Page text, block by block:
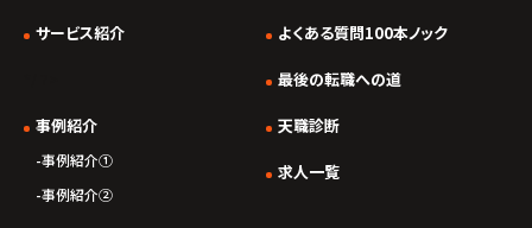
サービス紹介
事例紹介
事例紹介①
事例紹介②
よくある質問100本ノック
最後の転職への道
天職診断
求人一覧